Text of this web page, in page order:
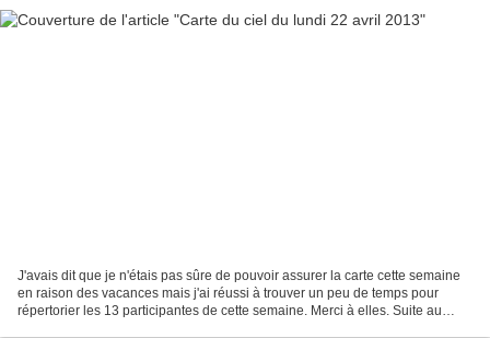
J'avais dit que je n'étais pas sûre de pouvoir assurer la carte cette semaine
en raison des vacances mais j'ai réussi à trouver un peu de temps pour
répertorier les 13 participantes de cette semaine. Merci à elles. Suite au